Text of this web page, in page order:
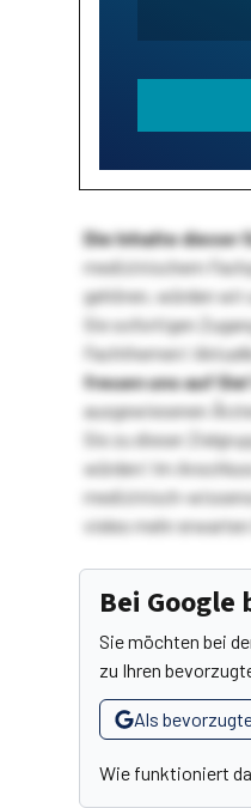
Die Inhalte dieser
medizinischem
gehören, würden
Sie sofortigen
Fachthemen!
freuen uns auf Sie!
ausgewiesenen
Sie zu dieser
würden! Im
medizinisch-
vieles mehr
Bei Google
Sie möchten bei
zu Ihren
Als
Wie funktioniert